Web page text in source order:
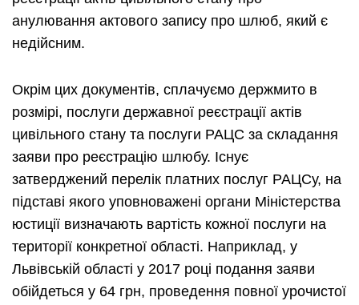
анулювання актового запису про шлюб, який є
недійсним.
Окрім цих документів, сплачуємо держмито в
розмірі, послуги державної реєстрації актів
цивільного стану та послуги РАЦС за складання
заяви про реєстрацію шлюбу. Існує
затверджений перелік платних послуг РАЦСу, на
підставі якого уповноважені органи Міністерства
юстиції визначають вартість кожної послуги на
території конкретної області. Наприклад, у
Львівській області у 2017 році подання заяви
обійдеться у 64 грн, проведення повної урочистої